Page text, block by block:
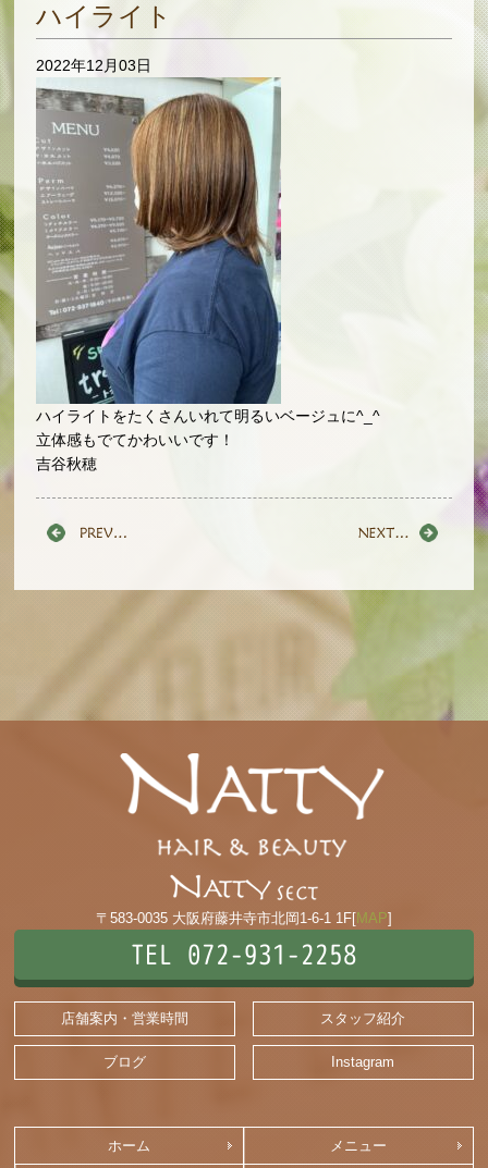
ハイライト
2022年12月03日
ハイライトをたくさんいれて明るいベージュに^_^
立体感もでてかわいいです！
吉谷秋穂
〒583-0035 大阪府藤井寺市北岡1-6-1 1F[MAP]
TEL 072-931-2258
店舗案内・営業時間 スタッフ紹介
ブログ Instagram
ホーム メニュー